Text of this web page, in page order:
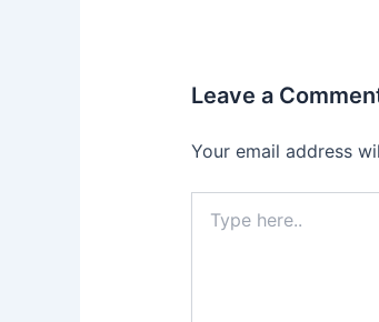
Leave a
Your email address
here..